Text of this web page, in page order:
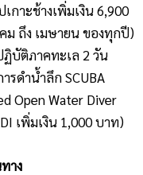
กาะช้างเพิ่มเงิน 6,900
ม ถึง เมษายน ของทุกปี)
บัติภาคทะเล 2 วัน
รดำน้ำลึก SCUBA
Open Water Diver
เพิ่มเงิน 1,000 บาท)
าง